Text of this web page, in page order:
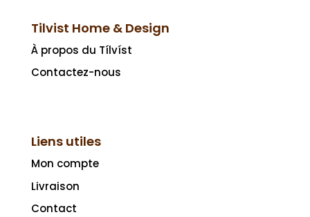
Tilvist Home & Design
À propos du Tílvíst
Contactez-nous
Liens utiles
Mon compte
Livraison
Contact